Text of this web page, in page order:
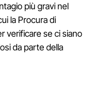
più gravi nel
la Procura di
verificare se ci siano
da parte della